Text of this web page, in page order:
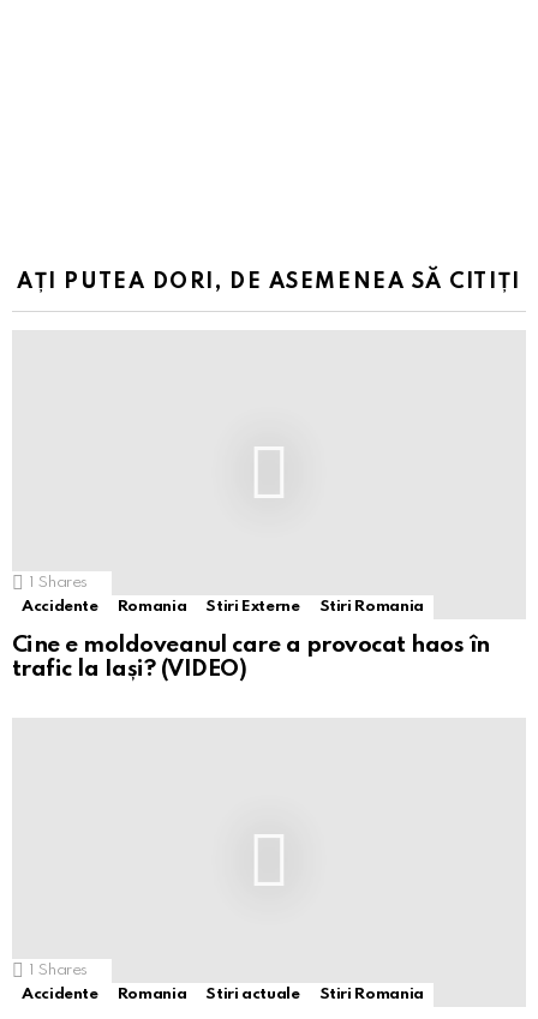
AȚI PUTEA DORI, DE ASEMENEA SĂ CITIȚI
1 Shares
Accidente
Romania Stiri Externe Stiri Romania
Cine e moldoveanul care a provocat haos în
trafic la Iași? (VIDEO)
1 Shares
Accidente
Romania Stiri actuale Stiri Romania